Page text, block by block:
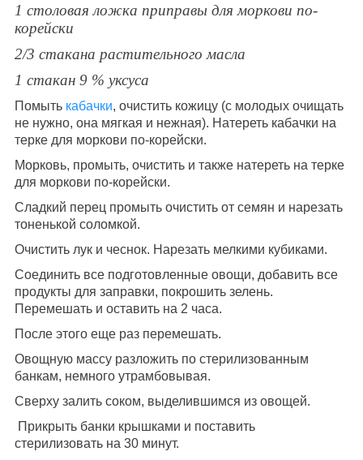
1 столовая ложка приправы для моркови по-
корейски
2/3 стакана растительного масла
1 стакан 9 % уксуса
Помыть кабачки, очистить кожицу (с молодых очищать
не нужно, она мягкая и нежная). Натереть кабачки на
терке для моркови по-корейски.
Морковь, промыть, очистить и также натереть на терке
для моркови по-корейски.
Сладкий перец промыть очистить от семян и нарезать
тоненькой соломкой.
Очистить лук и чеснок. Нарезать мелкими кубиками.
Соединить все подготовленные овощи, добавить все
продукты для заправки, покрошить зелень.
Перемешать и оставить на 2 часа.
После этого еще раз перемешать.
Овощную массу разложить по стерилизованным
банкам, немного утрамбовывая.
Сверху залить соком, выделившимся из овощей.
Прикрыть банки крышками и поставить
стерилизовать на 30 минут.